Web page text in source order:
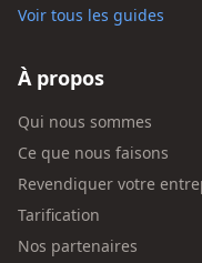
Voir tous les guides
À propos
Qui nous sommes
Ce que nous faisons
Revendiquer votre
Tarification
Nos partenaires